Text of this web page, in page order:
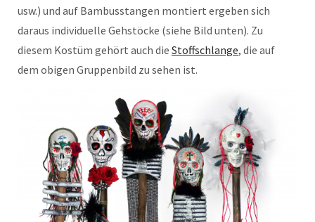
usw.) und auf Bambusstangen montiert ergeben sich
daraus individuelle Gehstöcke (siehe Bild unten). Zu
diesem Kostüm gehört auch die Stoffschlange, die auf
dem obigen Gruppenbild zu sehen ist.